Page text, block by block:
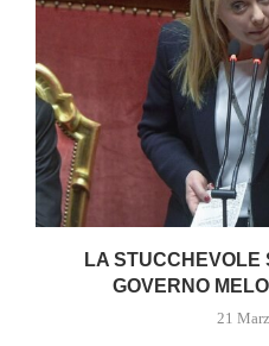
LA STUCCHEVOLE
GOVERNO
21